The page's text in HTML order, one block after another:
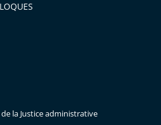
la Justice administrative